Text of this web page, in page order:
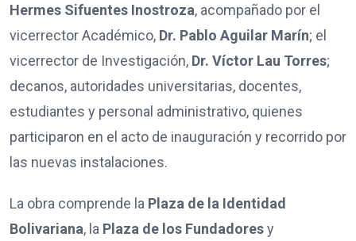
Hermes Sifuentes Inostroza, acompañado por el
vicerrector Académico, Dr. Pablo Aguilar Marín; el
vicerrector de Investigación, Dr. Víctor Lau Torres;
decanos, autoridades universitarias, docentes,
estudiantes y personal administrativo, quienes
participaron en el acto de inauguración y recorrido por
las nuevas instalaciones.
La obra comprende la Plaza de la Identidad
Bolivariana, la Plaza de los Fundadoresy